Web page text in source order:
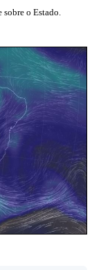
sobre o Estado.